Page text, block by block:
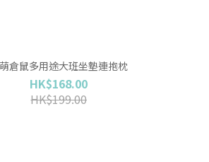
倉鼠多用途大班坐墊連抱枕
HK$168.00
HK$199.00